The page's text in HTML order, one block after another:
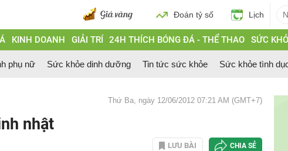
Đoán tỷ số Lịch
KINH DOANH GIẢI TRÍ 24H THÍCH BÓNG ĐÁ - THỂ THAO SỨC
phụ nữ Sức khỏe dinh dưỡng Tin tức sức khỏe Sức khỏe tình
Thứ Ba, ngày 12/06/2012 07:21 AM (GMT+7)
nhật
LƯU BÀI CHIA SẺ